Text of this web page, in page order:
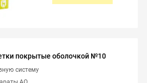
покрытые оболочкой №10
систему